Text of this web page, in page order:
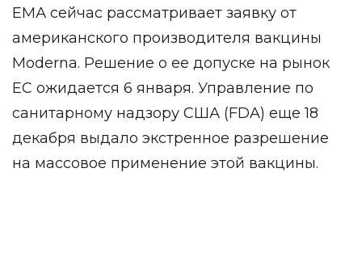
ЕМА сейчас рассматривает заявку от
американского производителя вакцины
Moderna. Решение о ее допуске на рынок
ЕС ожидается 6 января. Управление по
санитарному надзору США (FDA) еще 18
декабря выдало экстренное разрешение
на массовое применение этой вакцины.